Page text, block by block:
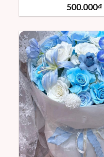
500.000₫